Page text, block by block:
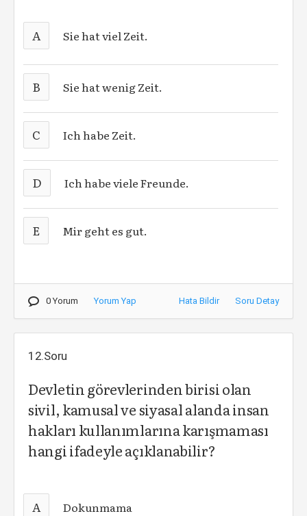
A Sie hat viel Zeit.
B Sie hat wenig Zeit.
C Ich habe Zeit.
D Ich habe viele Freunde.
E Mir geht es gut.
0 Yorum Yorum Yap Hata Bildir Soru Detay
12.Soru
Devletin görevlerinden birisi olan
sivil, kamusal ve siyasal alanda insan
hakları kullanımlarına karışmaması
hangi ifadeyle açıklanabilir?
A Dokunmama